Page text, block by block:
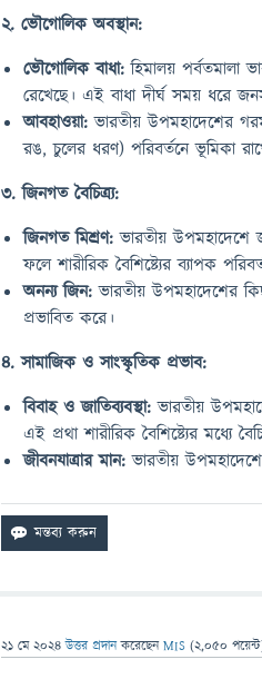
2. ভৌগোলিক অবস্থান:
ভৌগোলিক বাধা: হিমালয় পর্বতমালা
রেখেছে। এই বাধা দীর্ঘ সময় ধরে
আবহাওয়া: ভারতীয় উপমহাদেশের
রঙ, চুলের ধরণ) পরিবর্তনে ভূমিকা
3. জিনগত বৈচিত্র্য:
জিনগত মিশ্রণ: ভারতীয় উপমহাদেশে
ফলে শারীরিক বৈশিষ্ট্যের ব্যাপক
অনন্য জিন: ভারতীয় উপমহাদেশের
প্রভাবিত করে।
4. সামাজিক ও সাংস্কৃতিক প্রভাব:
বিবাহ ও জাতিব্যবস্থা: ভারতীয়
এই প্রথা শারীরিক বৈশিষ্ট্যের মধ্যে
জীবনযাত্রার মান: ভারতীয়
21 মে 2024 উত্তর প্রদান করেছেনMIS (2,050